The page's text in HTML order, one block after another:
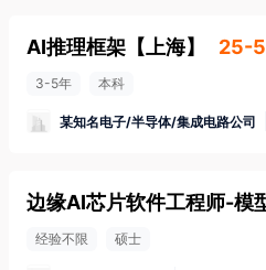
AI推理框架 【 上海】 25-
3-5年 本科
某知名电子/半导体/集成电路公司
经验不限 硕士